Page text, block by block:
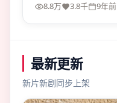
8.8万 3.8千 9年前
最新更新
新片新剧同步上架